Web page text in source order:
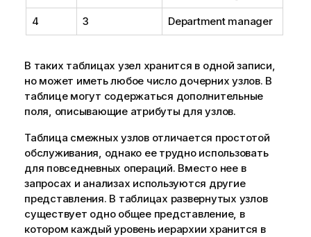
4 3 Department manager
В таких таблицах узел хранится в одной записи,
но может иметь любое число дочерних узлов. В
таблице могут содержаться дополнительные
поля, описывающие атрибуты для узлов.
Таблица смежных узлов отличается простотой
обслуживания, однако ее трудно использовать
для повседневных операций. Вместо нее в
запросах и анализах используются другие
представления. В таблицах развернутых узлов
существует одно общее представление, в
котором каждый уровень иерархии хранится в